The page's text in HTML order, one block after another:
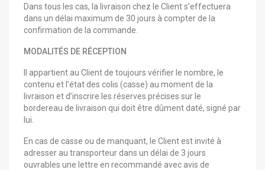
Dans tous les cas, la livraison chez le Client s’effectuera
dans un délai maximum de 30 jours à compter de la
confirmation de la commande.
MODALITÉS DE RÉCEPTION
Il appartient au Client de toujours vérifier le nombre, le
contenu et l’état des colis (casse) au moment de la
livraison et d’inscrire les réserves précises sur le
bordereau de livraison qui doit être dûment daté, signé par
lui.
En cas de casse ou de manquant, le Client est invité à
adresser au transporteur dans un délai de 3 jours
ouvrables une lettre en recommandé avec avis de